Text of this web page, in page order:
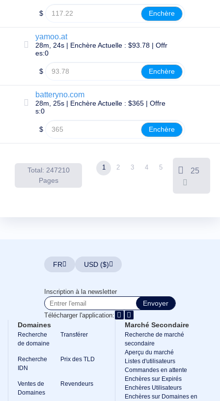
noms
Guide
d'investissement
dans
domaines
Programme
d'affiliation
général
Programme
Revendeur
Centre
d'Aide
Fiches
d'Aide
support
Signaler
abus
Signaler
des
bugs
de
fonctionnalités
$ Enchère
yamoo.at
28m, 24s | Enchère Actuelle : $93.78 | Offr
es:0
$ Enchère
batteryno.com
28m, 25s | Enchère Actuelle : $365 | Offre
s:0
$ Enchère
Total: 247210
Pages
1 2 3 4 5 25
FR USD ($)
Inscription à la newsletter
Envoyer
Télécharger l'application:
Domaines
Recherche
de domaine
Transférer
Recherche
IDN
Prix des TLD
Ventes de
Domaines
Revendeurs
Marché Secondaire
Recherche de marché
secondaire
Aperçu du marché
Listes d'utilisateurs
Commandes en attente
Enchères sur Expirés
Enchères Utilisateurs
Enchères sur Domaines en